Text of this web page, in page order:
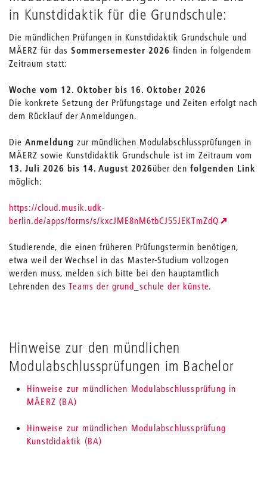
in Kunstdidaktik für die Grundschule:
Die mündlichen Prüfungen in Kunstdidaktik Grundschule und
MÄERZ für das Sommersemester 2026 finden in folgendem
Zeitraum statt:
Woche vom 12. Oktober bis 16. Oktober 2026
Die konkrete Setzung der Prüfungstage und Zeiten erfolgt nach
dem Rücklauf der Anmeldungen.
Die Anmeldung zur mündlichen Modulabschlussprüfungen in
MÄERZ sowie Kunstdidaktik Grundschule ist im Zeitraum vom
13. Juli 2026 bis 14. August 2026über den folgenden Link
möglich:
https://cloud.musik.udk-
berlin.de/apps/forms/s/kxcJME8nM6tbCJ55JEKTmZdQ
Studierende, die einen früheren Prüfungstermin benötigen,
etwa weil der Wechsel in das Master-Studium vollzogen
werden muss, melden sich bitte bei den hauptamtlich
Lehrenden des Teams der grund_schule der künste.
Hinweise zur den mündlichen
Modulabschlussprüfungen im Bachelor
Hinweise zur mündlichen Modulabschlussprüfung in
MÄERZ (BA)
Hinweise zur mündlichen Modulabschlussprüfung
Kunstdidaktik (BA)